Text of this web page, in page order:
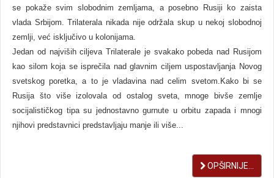
se pokaže svim slobodnim zemljama, a posebno Rusiji ko zaista
vlada Srbijom. Trilaterala nikada nije održala skup u nekoj slobodnoj
zemlji, već isključivo u kolonijama.
Jedan od najviših ciljeva Trilaterale je svakako pobeda nad Rusijom
kao silom koja se isprečila nad glavnim ciljem uspostavljanja Novog
svetskog poretka, a to je vladavina nad celim svetom.Kako bi se
Rusija što više izolovala od ostalog sveta, mnoge bivše zemlje
socijalističkog tipa su jednostavno gurnute u orbitu zapada i mnogi
njihovi predstavnici predstavljaju manje ili više...
OPŠIRNIJE...